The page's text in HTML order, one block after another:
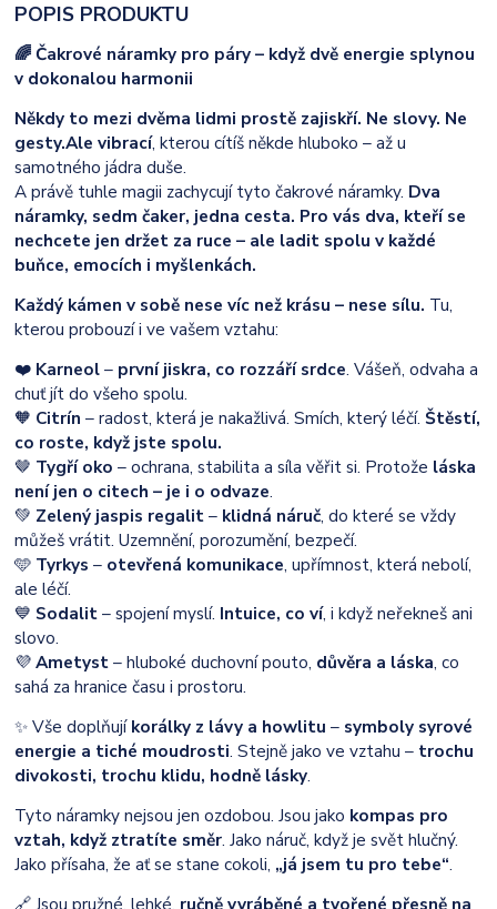
POPIS PRODUKTU
🌈 Čakrové náramky pro páry – když dvě energie splynou
v dokonalou harmonii
Někdy to mezi dvěma lidmi prostě zajiskří. Ne slovy. Ne
gesty.Ale vibrací, kterou cítíš někde hluboko – až u
samotného jádra duše.
A právě tuhle magii zachycují tyto čakrové náramky. Dva
náramky, sedm čaker, jedna cesta. Pro vás dva, kteří se
nechcete jen držet za ruce – ale ladit spolu v každé
buňce, emocích i myšlenkách.
Každý kámen v sobě nese víc než krásu – nese sílu. Tu,
kterou probouzí i ve vašem vztahu:
❤️ Karneol– první jiskra, co rozzáří srdce. Vášeň, odvaha a
chuť jít do všeho spolu.
🧡 Citrín– radost, která je nakažlivá. Smích, který léčí.Štěstí,
co roste, když jste spolu.
🤎 Tygří oko – ochrana, stabilita a síla věřit si. Protože láska
není jen o citech – je i o odvaze.
💚 Zelený jaspis regalit– klidná náruč, do které se vždy
můžeš vrátit. Uzemnění, porozumění, bezpečí.
🩵 Tyrkys– otevřená komunikace, upřímnost, která nebolí,
ale léčí.
💙 Sodalit– spojení myslí. Intuice, co ví, i když neřekneš ani
slovo.
💜Ametyst– hluboké duchovní pouto, důvěra a láska, co
sahá za hranice času i prostoru.
✨ Vše doplňujíkorálky z lávy a howlitu – symboly syrové
energie a tiché moudrosti. Stejně jako ve vztahu – trochu
divokosti, trochu klidu, hodně lásky.
Tyto náramky nejsou jen ozdobou. Jsou jako kompas pro
vztah, když ztratíte směr. Jako náruč, když je svět hlučný.
Jako přísaha, že ať se stane cokoli, „já jsem tu pro tebe“.